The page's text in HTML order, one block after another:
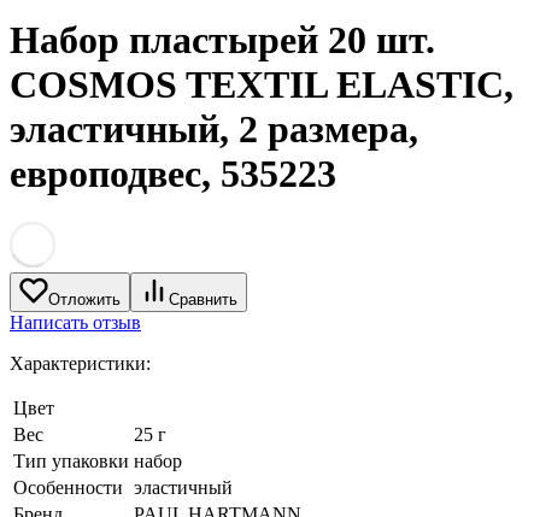
Набор пластырей 20 шт.
COSMOS TEXTIL ELASTIC,
эластичный, 2 размера,
европодвес, 535223
Отложить Сравнить
Написать отзыв
Характеристики:
Цвет
Вес
25 г
Тип упаковки набор
Особенности эластичный